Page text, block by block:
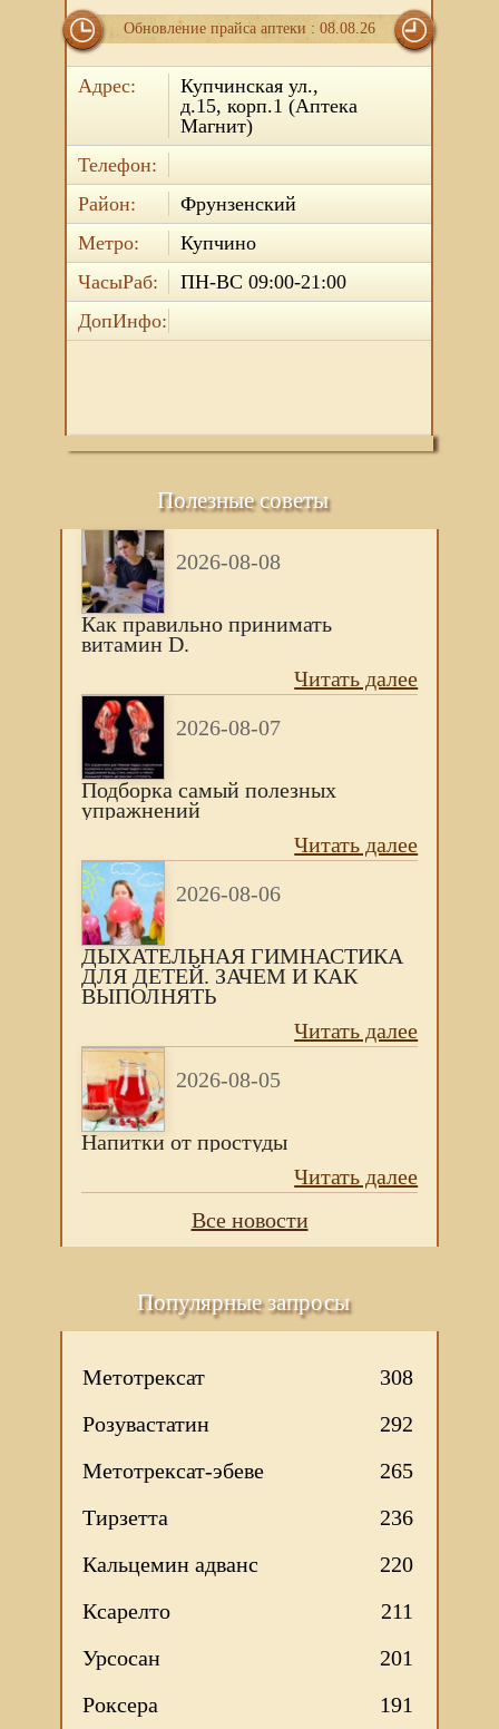
Обновление прайса аптеки : 08.08.26
Адрес:
Купчинская ул.,
д.15, корп.1 (Аптека
Магнит)
Телефон:
Район:
Фрунзенский
Метро:
Купчино
ЧасыРаб:
ПН-ВС 09:00-21:00
ДопИнфо:
Полезные советы
2026-08-08
Как правильно принимать
витамин D.
Читать далее
2026-08-07
Подборка самый полезных
упражнений
Читать далее
2026-08-06
ДЫХАТЕЛЬНАЯ ГИМНАСТИКА
ДЛЯ ДЕТЕЙ. ЗАЧЕМ И КАК
ВЫПОЛНЯТЬ
Читать далее
2026-08-05
Напитки от простуды
Читать далее
Все новости
Популярные запросы
Метотрексат
308
Розувастатин
292
Метотрексат-эбеве
265
Тирзетта
236
Кальцемин адванс
220
Ксарелто
211
Урсосан
201
Роксера
191